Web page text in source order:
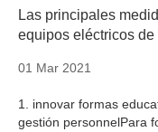
Las principales
equipos eléctricos
01 Mar 2021
1. innovar formas
gestión personnelPara